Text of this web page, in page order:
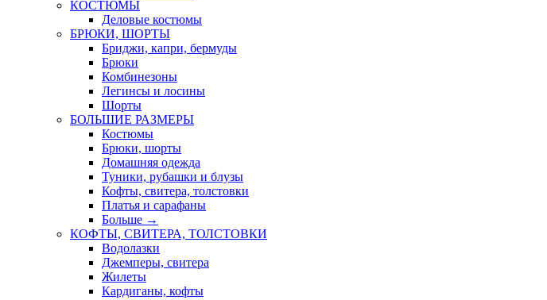
КОСТЮМЫ
Деловые костюмы
БРЮКИ, ШОРТЫ
Бриджи, капри, бермуды
Брюки
Комбинезоны
Легинсы и лосины
Шорты
БОЛЬШИЕ РАЗМЕРЫ
Костюмы
Брюки, шорты
Домашняя одежда
Туники, рубашки и блузы
Кофты, свитера, толстовки
Платья и сарафаны
Больше →
КОФТЫ, СВИТЕРА, ТОЛСТОВКИ
Водолазки
Джемперы, свитера
Жилеты
Кардиганы, кофты